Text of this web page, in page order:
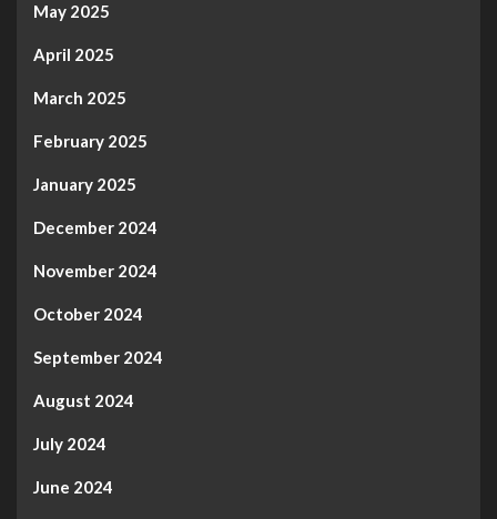
May 2025
April 2025
March 2025
February 2025
January 2025
December 2024
November 2024
October 2024
September 2024
August 2024
July 2024
June 2024